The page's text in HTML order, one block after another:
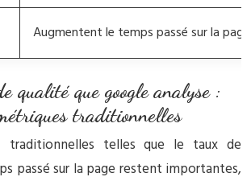
Augmentent le temps passé sur la
qualité que google analyse :
traditionnelles
traditionnelles telles que le taux de
passé sur la page restent importantes,